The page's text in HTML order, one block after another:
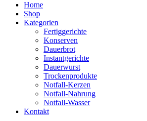
Home
Shop
Kategorien
Fertiggerichte
Konserven
Dauerbrot
Instantgerichte
Dauerwurst
Trockenprodukte
Notfall-Kerzen
Notfall-Nahrung
Notfall-Wasser
Kontakt